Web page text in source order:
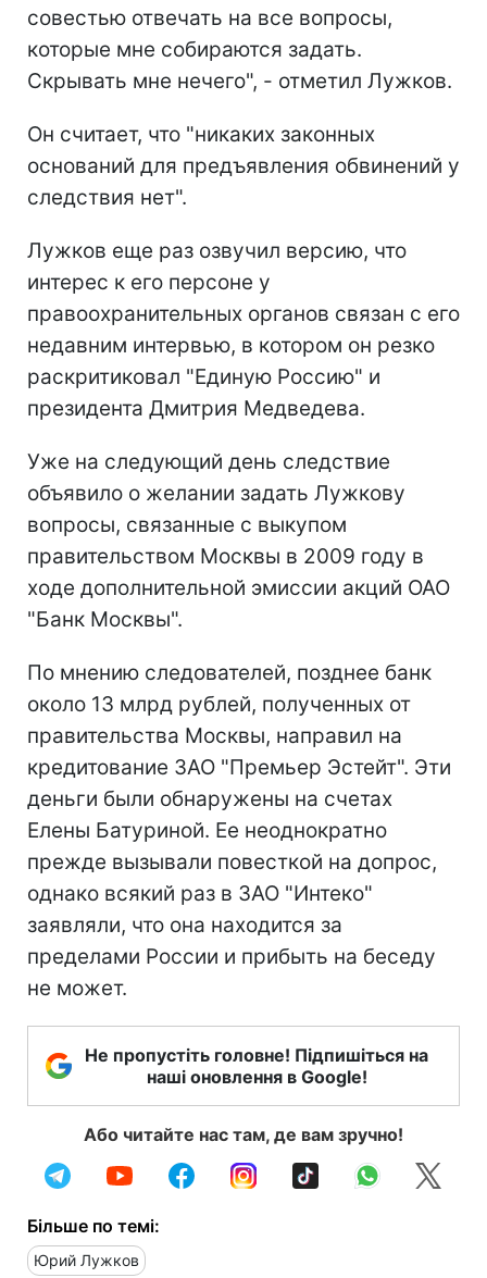
совестью отвечать на все вопросы,
которые мне собираются задать.
Скрывать мне нечего", - отметил Лужков.
Он считает, что "никаких законных
оснований для предъявления обвинений у
следствия нет".
Лужков еще раз озвучил версию, что
интерес к его персоне у
правоохранительных органов связан с его
недавним интервью, в котором он резко
раскритиковал "Единую Россию" и
президента Дмитрия Медведева.
Уже на следующий день следствие
объявило о желании задать Лужкову
вопросы, связанные с выкупом
правительством Москвы в 2009 году в
ходе дополнительной эмиссии акций ОАО
"Банк Москвы".
По мнению следователей, позднее банк
около 13 млрд рублей, полученных от
правительства Москвы, направил на
кредитование ЗАО "Премьер Эстейт". Эти
деньги были обнаружены на счетах
Елены Батуриной. Ее неоднократно
прежде вызывали повесткой на допрос,
однако всякий раз в ЗАО "Интеко"
заявляли, что она находится за
пределами России и прибыть на беседу
не может.
Не пропустіть головне! Підпишіться на
наші оновлення в Google!
Або читайте нас там, де вам зручно!
Більше по темі:
Юрий Лужков